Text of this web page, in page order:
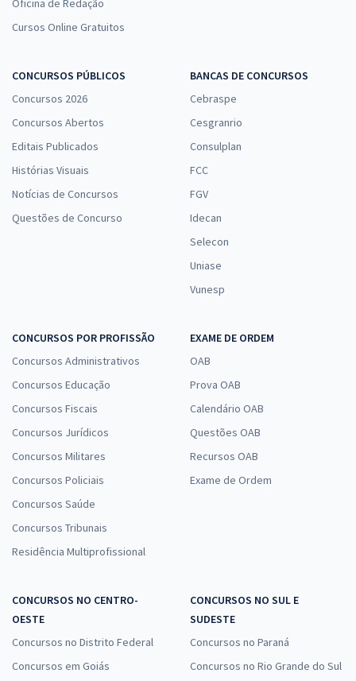
Oficina de Redação
Cursos Online Gratuitos
CONCURSOS PÚBLICOS
Concursos 2026
Concursos Abertos
Editais Publicados
Histórias Visuais
Notícias de Concursos
Questões de Concurso
BANCAS DE CONCURSOS
Cebraspe
Cesgranrio
Consulplan
FCC
FGV
Idecan
Selecon
Uniase
Vunesp
CONCURSOS POR PROFISSÃO
Concursos Administrativos
Concursos Educação
Concursos Fiscais
Concursos Jurídicos
Concursos Militares
Concursos Policiais
Concursos Saúde
Concursos Tribunais
Residência Multiprofissional
EXAME DE ORDEM
OAB
Prova OAB
Calendário OAB
Questões OAB
Recursos OAB
Exame de Ordem
CONCURSOS NO CENTRO-
OESTE
Concursos no Distrito Federal
Concursos em Goiás
CONCURSOS NO SUL E
SUDESTE
Concursos no Paraná
Concursos no Rio Grande do Sul